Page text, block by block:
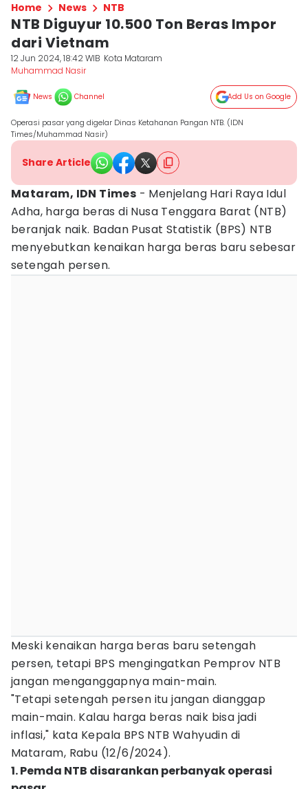
Home News NTB
NTB Diguyur 10.500 Ton Beras Impor
dari Vietnam
12 Jun 2024, 18:42 WIB Kota Mataram
Muhammad Nasir
News Channel Add Us on Google
Operasi pasar yang digelar Dinas Ketahanan Pangan NTB. (IDN
Times/Muhammad Nasir)
Share Article
Mataram, IDN Times - Menjelang Hari Raya Idul
Adha, harga beras di Nusa Tenggara Barat (NTB)
beranjak naik. Badan Pusat Statistik (BPS) NTB
menyebutkan kenaikan harga beras baru sebesar
setengah persen.
Meski kenaikan harga beras baru setengah
persen, tetapi BPS mengingatkan Pemprov NTB
jangan menganggapnya main-main.
"Tetapi setengah persen itu jangan dianggap
main-main. Kalau harga beras naik bisa jadi
inflasi," kata Kepala BPS NTB Wahyudin di
Mataram, Rabu (12/6/2024).
1. Pemda NTB disarankan perbanyak operasi